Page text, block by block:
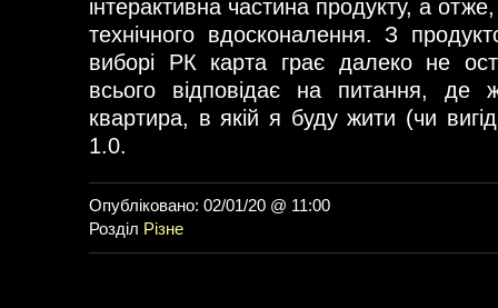
інтерактивна частина продукту, а
технічного вдосконалення. З
виборі РК карта грає далеко не
всього відповідає на питання, де
квартира, в якій я буду жити (чи
1.0.
Опубліковано: 02/01/20 @ 11:00
Розділ Різне